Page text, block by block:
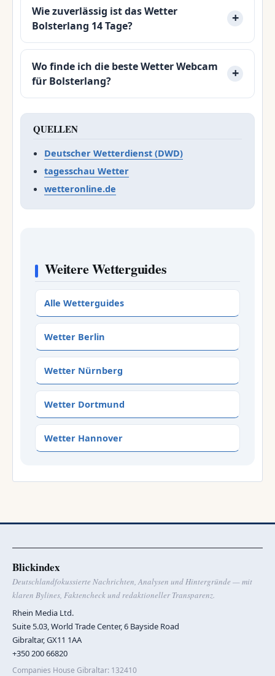
Wie zuverlässig ist das Wetter
Bolsterlang 14 Tage?
Wo finde ich die beste Wetter Webcam
für Bolsterlang?
QUELLEN
Deutscher Wetterdienst (DWD)
tagesschau Wetter
wetteronline.de
Weitere Wetterguides
Alle Wetterguides
Wetter Berlin
Wetter Nürnberg
Wetter Dortmund
Wetter Hannover
Blickindex
Deutschlandfokussierte Nachrichten, Analysen und Hintergründe — mit
klaren Bylines, Faktencheck und redaktioneller Transparenz.
Rhein Media Ltd.
Suite 5.03, World Trade Center, 6 Bayside Road
Gibraltar, GX11 1AA
+350 200 66820
Companies House Gibraltar: 132410